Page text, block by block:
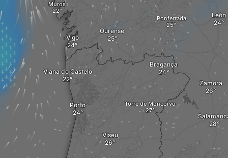
Zamora
Bragança
Ponferrada
Ourense
Torre de Moncorvo
Vigo
Muros
Viana do Castelo
Porto
León
Viseu